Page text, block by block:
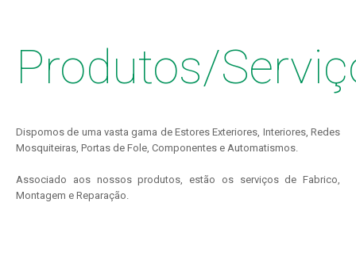
Produtos/
Dispomos de uma vasta gama de Estores Exteriores, Interiores, Redes
Mosquiteiras, Portas de Fole, Componentes e Automatismos.
Associado aos nossos produtos, estão os serviços de Fabrico,
Montagem e Reparação.